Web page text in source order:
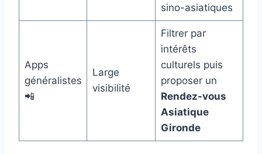
sino-asiatiques
Apps
généralistes
📲
Large
visibilité
Filtrer par
intérêts
culturels puis
proposer un
Rendez-vous
Asiatique
Gironde